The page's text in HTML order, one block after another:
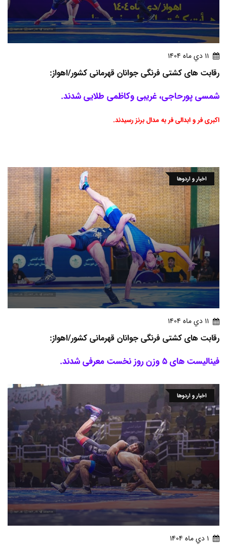
11 دي ماه 1404
رقابت های کشتی فرنگی جوانان قهرمانی کشور/اهواز:
شمسی پورحاجی، غریبی وکاظمی طلایی شدند.
اکبری فر و ابدالی فر به مدال برنز رسیدند.
اخبار و اردوها
11 دي ماه 1404
رقابت های کشتی فرنگی جوانان قهرمانی کشور/اهواز:
فینالیست های 5 وزن روز نخست معرفی شدند.
اخبار و اردوها
1 دي ماه 1404